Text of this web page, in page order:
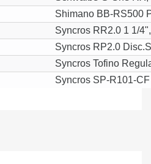
Shimano BB-RS500
Syncros RR2.0 1 1/
Syncros RP2.0
Syncros Tofino
Syncros SP-R101-CF